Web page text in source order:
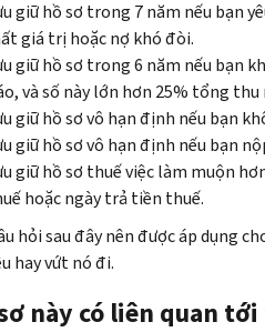
giữ hồ sơ trong 7 năm nếu bạn
giá trị hoặc nợ khó đòi.
giữ hồ sơ trong 6 năm nếu bạn
và số này lớn hơn 25% tổng
giữ hồ sơ vô hạn định nếu bạn
giữ hồ sơ vô hạn định nếu bạn
giữ hồ sơ thuế việc làm muộn
hoặc ngày trả tiền thuế.
hỏi sau đây nên được áp dụng
hay vứt nó đi.
này có liên quan